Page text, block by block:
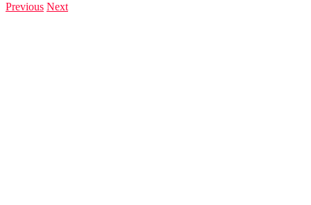
Previous Next